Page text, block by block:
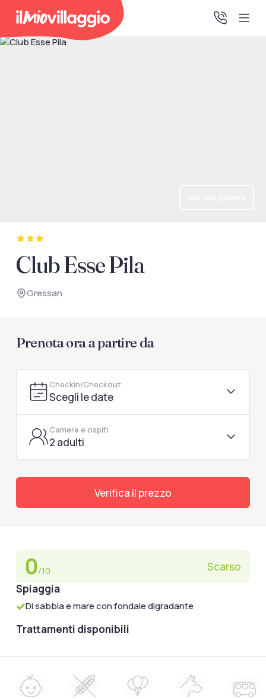
Accedi alla tua area riservata per vedere i tuoi preventivi
e le tue pratiche, gestire i pagamenti e scaricare i tuoi
documenti di viaggio.
Club Esse Pila
Gressan
Prenota ora a partire da
Checkin/Checkout
Scegli le date
Camere e ospiti
2 adulti
Verifica il prezzo
0/10
Scarso
Spiaggia
Di sabbia e mare con fondale digradante
Trattamenti disponibili